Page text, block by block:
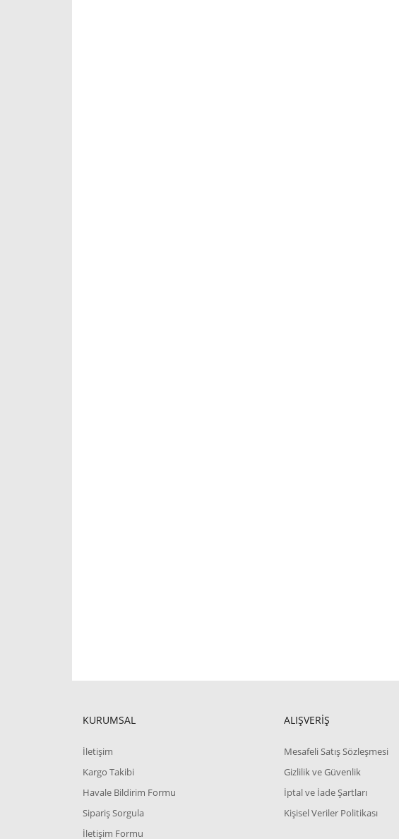
KURUMSAL
İletişim
Kargo Takibi
Havale Bildirim Formu
Sipariş Sorgula
İletişim Formu
ALIŞVERİŞ
Mesafeli Satış Sözleşmesi
Gizlilik ve Güvenlik
İptal ve İade Şartları
Kişisel Veriler Politikası